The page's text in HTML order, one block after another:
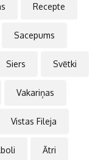
Recepte
Sacepums
Siers Svētki
Vakariņas
Vistas Fileja
Ātri